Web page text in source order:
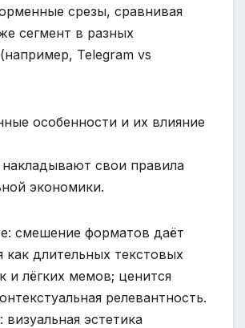
срезы, сравнивая
сегмент в разных
Telegram vs
особенности и их влияние
свои правила
экономики.
смешение форматов даёт
как длительных текстовых
и лёгких мемов; ценится
релевантность.
эстетика